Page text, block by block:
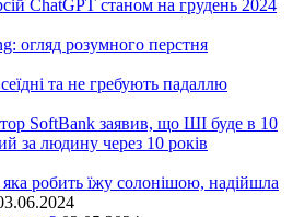
ChatGPT станом на грудень 2024
огляд розумного перстня
та не гребують падаллю
SoftBank заявив, що ШІ буде в 10
за людину через 10 років
робить їжу солонішою, надійшла